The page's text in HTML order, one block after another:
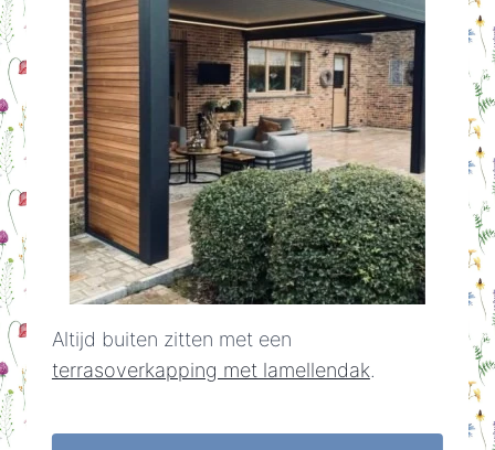
Altijd buiten zitten met een
terrasoverkapping met lamellendak.